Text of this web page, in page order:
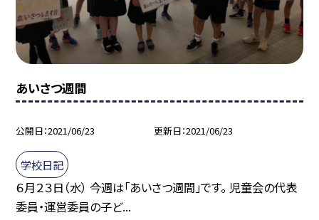
あいさつ週間
公開日 2021/06/23 更新日 2021/06/23
学校日記
６月２３日（水） 今週は「あいさつ週間」です。 児童会の代表
委員・運営委員の子ど...